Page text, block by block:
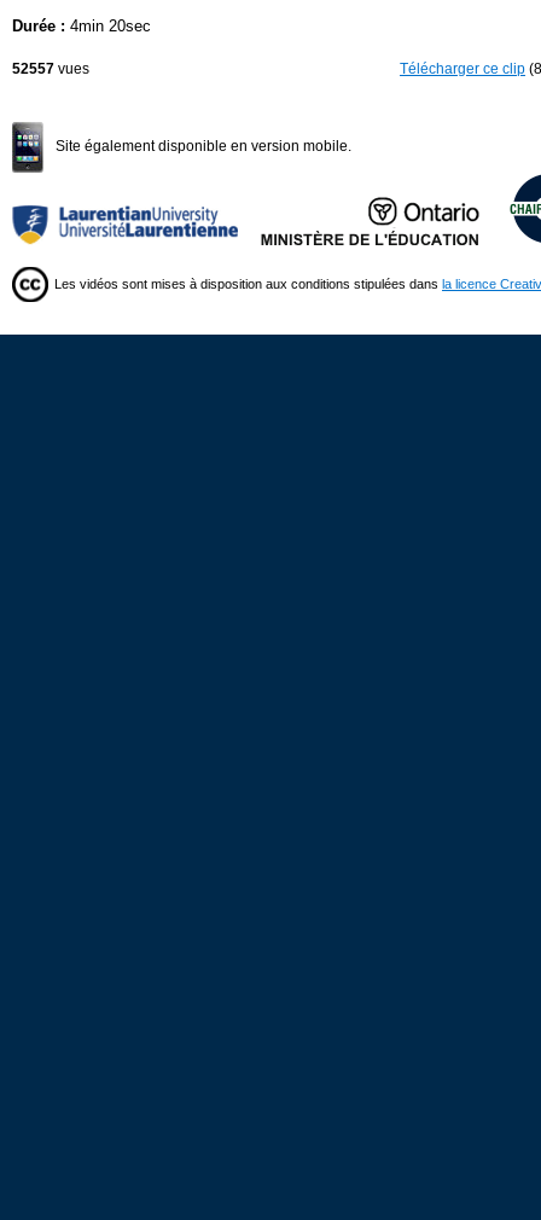
Durée : 4min 20sec
52557 vues Télécharger ce clip
Site également disponible en version mobile.
Les vidéos sont mises à disposition aux conditions stipulées dans la licence